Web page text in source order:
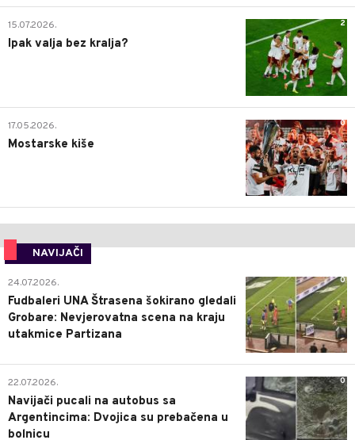
2
15.07.2026.
Ipak valja bez kralja?
0
17.05.2026.
Mostarske kiše
NAVIJAČI
0
24.07.2026.
Fudbaleri UNA Štrasena šokirano gledali
Grobare: Nevjerovatna scena na kraju
utakmice Partizana
0
22.07.2026.
Navijači pucali na autobus sa
Argentincima: Dvojica su prebačena u
bolnicu